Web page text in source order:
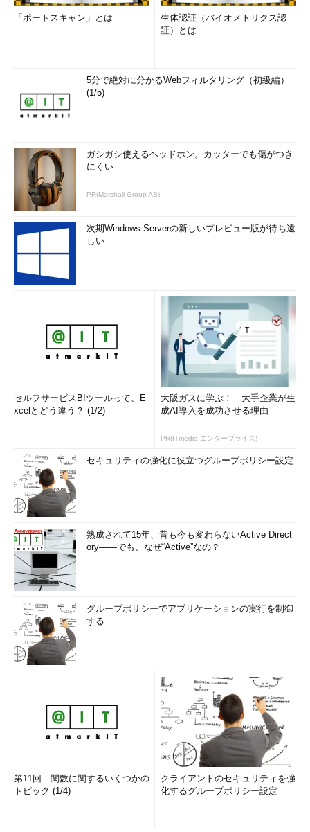
「ポートスキャン」とは
生体認証（バイオメトリクス認
証）とは
5分で絶対に分かるWebフィルタリング（初級編）
(1/5)
ガシガシ使えるヘッドホン。カッターでも傷がつき
にくい
PR(Marshall Group AB)
次期Windows Serverの新しいプレビュー版が待ち遠
しい
セルフサービスBIツールって、E
xcelとどう違う？ (1/2)
大阪ガスに学ぶ！ 大手企業が生
成AI導入を成功させる理由
PR(ITmedia エンタープライズ)
セキュリティの強化に役立つグループポリシー設定
熟成されて15年、昔も今も変わらないActive Direct
ory――でも、なぜ“Active”なの？
グループポリシーでアプリケーションの実行を制御
する
第11回 関数に関するいくつかの
トピック (1/4)
クライアントのセキュリティを強
化するグループポリシー設定